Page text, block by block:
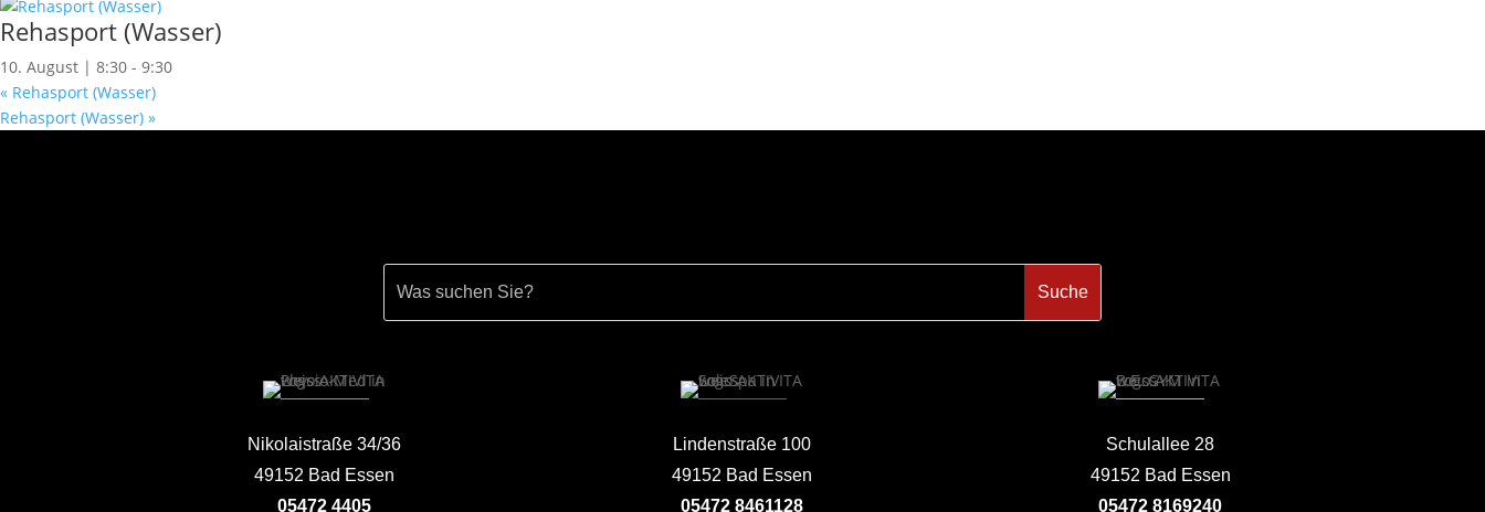
Rehasport (Wasser)
10. August | 8:30 - 9:30
« Rehasport (Wasser)
Rehasport (Wasser) »
Nikolaistraße 34/36
49152 Bad Essen
05472 4405
Lindenstraße 100
49152 Bad Essen
05472 8461128
Schulallee 28
49152 Bad Essen
05472 8169240